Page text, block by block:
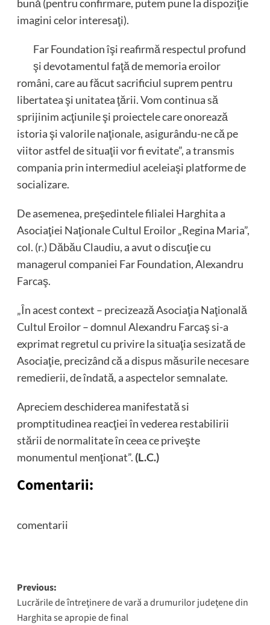
bună (pentru confirmare, putem pune la dispoziţie
imagini celor interesaţi).
Far Foundation îşi reafirmă respectul profund
şi devotamentul faţă de memoria eroilor
români, care au făcut sacrificiul suprem pentru
libertatea şi unitatea ţării. Vom continua să
sprijinim acţiunile şi proiectele care onorează
istoria şi valorile naţionale, asigurându-ne că pe
viitor astfel de situaţii vor fi evitate”, a transmis
compania prin intermediul aceleiaşi platforme de
socializare.
De asemenea, preşedintele filialei Harghita a
Asociaţiei Naţionale Cultul Eroilor „Regina Maria”,
col. (r.) Dăbău Claudiu, a avut o discuţie cu
managerul companiei Far Foundation, Alexandru
Farcaş.
„În acest context – precizează Asociaţia Naţională
Cultul Eroilor – domnul Alexandru Farcaş si-a
exprimat regretul cu privire la situaţia sesizată de
Asociaţie, precizând că a dispus măsurile necesare
remedierii, de îndată, a aspectelor semnalate.
Apreciem deschiderea manifestată si
promptitudinea reacţiei în vederea restabilirii
stării de normalitate în ceea ce priveşte
monumentul menţionat”. (L.C.)
Comentarii:
comentarii
Post
navigation
Previous:
Lucrările de întreţinere de vară a drumurilor judeţene din
Harghita se apropie de final